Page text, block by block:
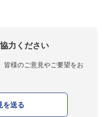
力ください
皆様のご意見やご要望をお
を送る